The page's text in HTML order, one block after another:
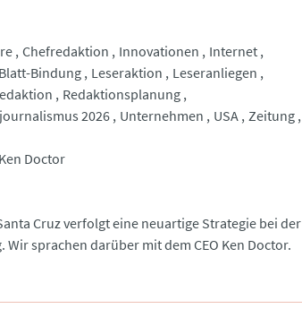
Chefredaktion Innovationen
Internet
Bindung Leseraktion
Leseranliegen
Redaktionsplanung
2026
Unternehmen USA
Zeitung
Doctor
Cruz verfolgt eine neuartige Strategie bei der
Wir sprachen darüber mit dem CEO Ken Doctor.